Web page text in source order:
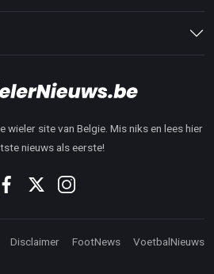
site van Belgie. Mis niks en lees hier
nieuws als eerste!
Disclaimer FootNews VoetbalNieuws